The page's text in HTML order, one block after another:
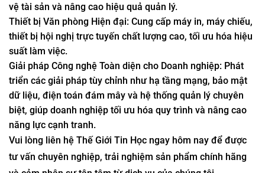
vệ tài sản và nâng cao hiệu quả quản lý.
Thiết bị Văn phòng Hiện đại: Cung cấp máy in, máy chiếu,
thiết bị hội nghị trực tuyến chất lượng cao, tối ưu hóa hiệu
suất làm việc.
Giải pháp Công nghệ Toàn diện cho Doanh nghiệp: Phát
triển các giải pháp tùy chỉnh như hạ tầng mạng, bảo mật
dữ liệu, điện toán đám mây và hệ thống quản lý chuyên
biệt, giúp doanh nghiệp tối ưu hóa quy trình và nâng cao
năng lực cạnh tranh.
Vui lòng liên hệ Thế Giới Tin Học ngay hôm nay để được
tư vấn chuyên nghiệp, trải nghiệm sản phẩm chính hãng